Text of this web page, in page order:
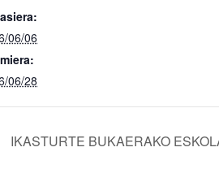
06/06
06/28
IKASTURTE BUKAERAKO